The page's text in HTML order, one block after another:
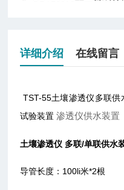
详细介绍 在线留言
TST-55土壤渗透仪多联
试验装置渗透仪供水装置
土壤渗透仪 多联/单联供水
导管长度：100li米*2根